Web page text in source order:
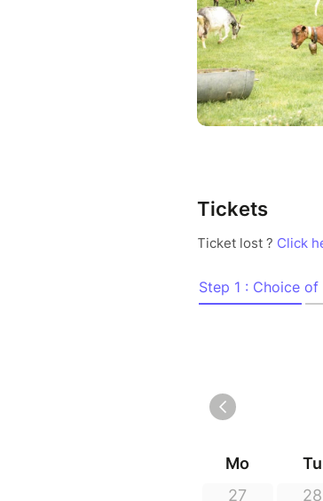
Plongez dans
chèvres !
découvrirez le
À quoi vous
Echanges
Une
Dégustation
Remarques :
Nous
POUR
ANIMAUX).
Tickets